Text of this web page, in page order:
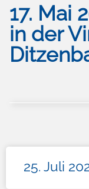
17. Mai
in der
25. Juli